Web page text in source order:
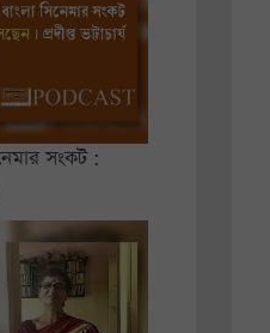
সংকট :